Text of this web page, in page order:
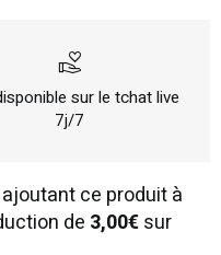
volunteer_activism
sur le tchat live
7j/7
ce produit à
de 3,00€sur